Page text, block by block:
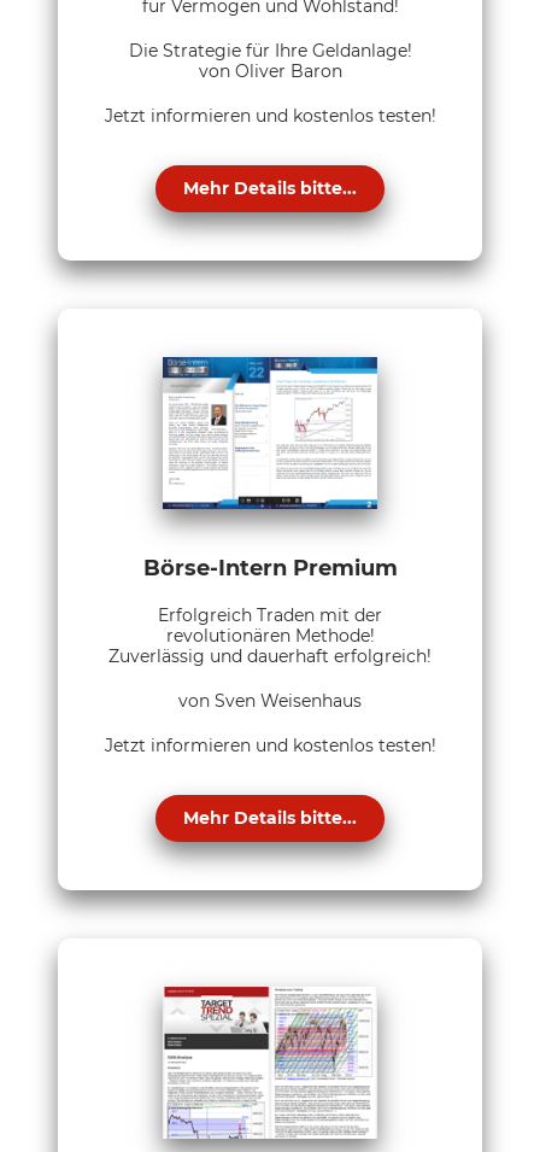
für Vermögen und Wohlstand!
Die Strategie für Ihre Geldanlage!
von Oliver Baron
Jetzt informieren und kostenlos testen!
Mehr Details bitte...
Börse-Intern Premium
Erfolgreich Traden mit der
revolutionären Methode!
Zuverlässig und dauerhaft erfolgreich!
von Sven Weisenhaus
Jetzt informieren und kostenlos testen!
Mehr Details bitte...